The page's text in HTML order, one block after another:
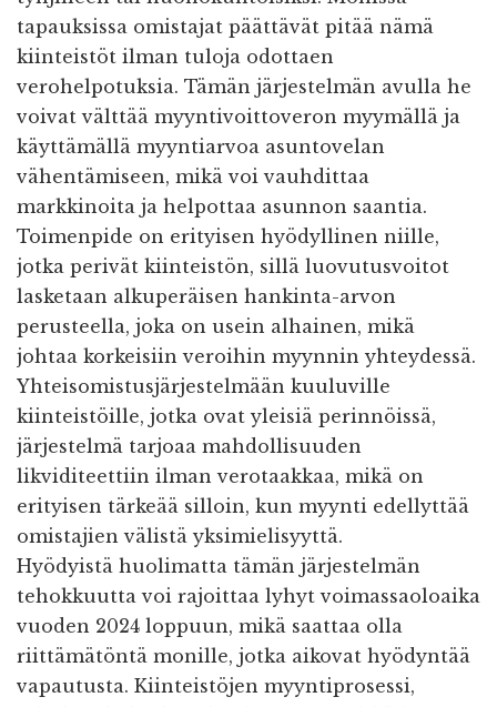
tapauksissa omistajat päättävät pitää nämä
kiinteistöt ilman tuloja odottaen
verohelpotuksia. Tämän järjestelmän avulla he
voivat välttää myyntivoittoveron myymällä ja
käyttämällä myyntiarvoa asuntovelan
vähentämiseen, mikä voi vauhdittaa
markkinoita ja helpottaa asunnon saantia.
Toimenpide on erityisen hyödyllinen niille,
jotka perivät kiinteistön, sillä luovutusvoitot
lasketaan alkuperäisen hankinta-arvon
perusteella, joka on usein alhainen, mikä
johtaa korkeisiin veroihin myynnin yhteydessä.
Yhteisomistusjärjestelmään kuuluville
kiinteistöille, jotka ovat yleisiä perinnöissä,
järjestelmä tarjoaa mahdollisuuden
likviditeettiin ilman verotaakkaa, mikä on
erityisen tärkeää silloin, kun myynti edellyttää
omistajien välistä yksimielisyyttä.
Hyödyistä huolimatta tämän järjestelmän
tehokkuutta voi rajoittaa lyhyt voimassaoloaika
vuoden 2024 loppuun, mikä saattaa olla
riittämätöntä monille, jotka aikovat hyödyntää
vapautusta. Kiinteistöjen myyntiprosessi,